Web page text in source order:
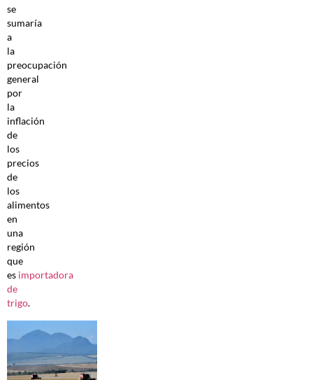
se
sumaría
a
la
preocupación
general
por
la
inflación
de
los
precios
de
los
alimentos
en
una
región
que
es importadora
de
trigo.